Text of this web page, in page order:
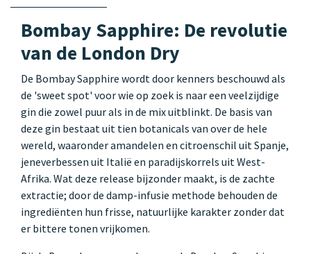
Bombay Sapphire: De revolutie
van de London Dry
De Bombay Sapphire wordt door kenners beschouwd als
de 'sweet spot' voor wie op zoek is naar een veelzijdige
gin die zowel puur als in de mix uitblinkt. De basis van
deze gin bestaat uit tien botanicals van over de hele
wereld, waaronder amandelen en citroenschil uit Spanje,
jeneverbessen uit Italië en paradijskorrels uit West-
Afrika. Wat deze release bijzonder maakt, is de zachte
extractie; door de damp-infusie methode behouden de
ingrediënten hun frisse, natuurlijke karakter zonder dat
er bittere tonen vrijkomen.